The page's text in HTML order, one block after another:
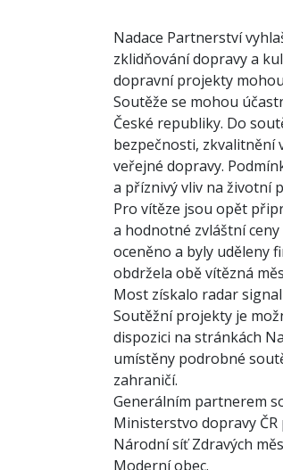
Nadace Partnerství
zklidňování dopravy a
dopravní projekty
Soutěže se mohou
České republiky. Do
bezpečnosti, zkvalitnění
veřejné dopravy.
a příznivý vliv na životní
Pro vítěze jsou opět
a hodnotné zvláštní
oceněno a byly uděleny
obdržela obě vítězná
Most získalo radar
Soutěžní projekty je
dispozici na stránkách
umístěny podrobné
zahraničí.
Generálním partnerem
Ministerstvo dopravy ČR
Národní síť Zdravých
Moderní obec.